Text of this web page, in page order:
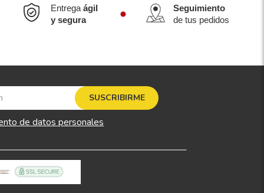
Entregaágil
y segura
Seguimiento
de tus pedidos
SUSCRIBIRME
de datos personales